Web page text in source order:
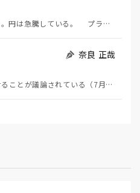
日米が協調介入に踏み切った。円は急騰している。 プラザ合意以降、協調介入は為替相場の転機になって…
奈良 正哉
ストーカーにGPSを着けさせることが議論されている（7月29日日経）。反対派は「ストーカーにも人権…